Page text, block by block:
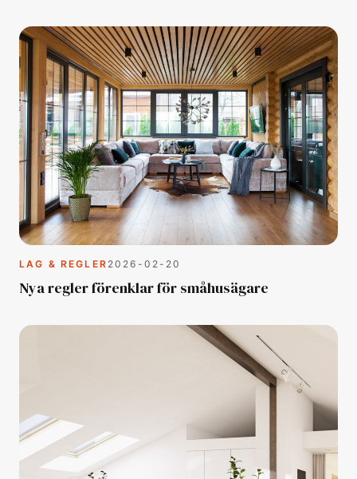
LAG & REGLER 2026-02-20
Nya regler förenklar för småhusägare